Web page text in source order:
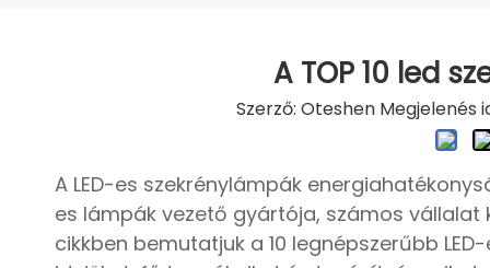
A TOP 10 led
Szerző: Oteshen Megjelenés
A LED-es szekrénylámpák
es lámpák vezető gyártója, számos vállalat
cikkben bemutatjuk a 10 legnépszerűbb